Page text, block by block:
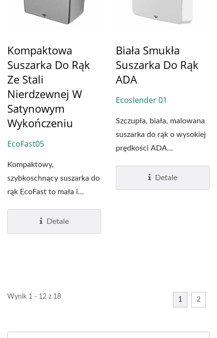
Kompaktowa
Suszarka Do Rąk
Ze Stali
Nierdzewnej W
Satynowym
Wykończeniu
EcoFast05
Kompaktowy,
szybkoschnący suszarka do
rąk EcoFast to mała i
wysokiej...
Detale
Biała Smukła
Suszarka Do Rąk
ADA
Ecoslender 01
Szczupła, biała, malowana
suszarka do rąk o wysokiej
prędkości ADA
odpowiednia...Detale
Wynik 1 - 12 z 18 1 2